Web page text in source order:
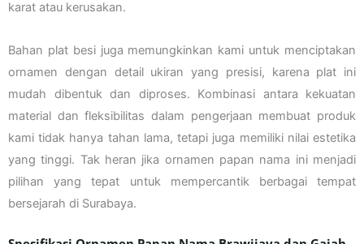
karat atau kerusakan.
Bahan plat besi juga memungkinkan kami untuk menciptakan
ornamen dengan detail ukiran yang presisi, karena plat ini
mudah dibentuk dan diproses. Kombinasi antara kekuatan
material dan fleksibilitas dalam pengerjaan membuat produk
kami tidak hanya tahan lama, tetapi juga memiliki nilai estetika
yang tinggi. Tak heran jika ornamen papan nama ini menjadi
pilihan yang tepat untuk mempercantik berbagai tempat
bersejarah di Surabaya.